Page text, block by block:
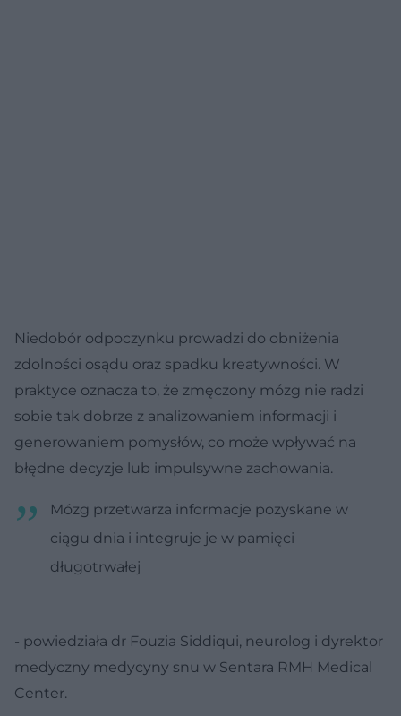
Niedobór odpoczynku prowadzi do obniżenia
zdolności osądu oraz spadku kreatywności. W
praktyce oznacza to, że zmęczony mózg nie radzi
sobie tak dobrze z analizowaniem informacji i
generowaniem pomysłów, co może wpływać na
błędne decyzje lub impulsywne zachowania.
Mózg przetwarza informacje pozyskane w
ciągu dnia i integruje je w pamięci
długotrwałej
- powiedziała dr Fouzia Siddiqui, neurolog i dyrektor
medyczny medycyny snu w Sentara RMH Medical
Center.